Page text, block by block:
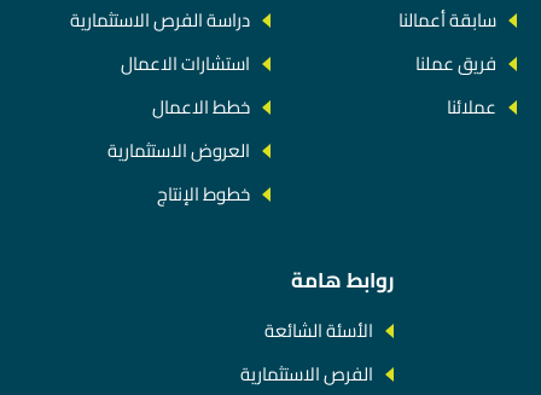
سابقة أعمالنا
فريق عملنا
عملائنا
دراسة الفرص الاستثمارية
استشارات الاعمال
خطط الاعمال
العروض الاستثمارية
خطوط الإنتاج
روابط هامة
الأسئة الشائعة
الفرص الاستثمارية